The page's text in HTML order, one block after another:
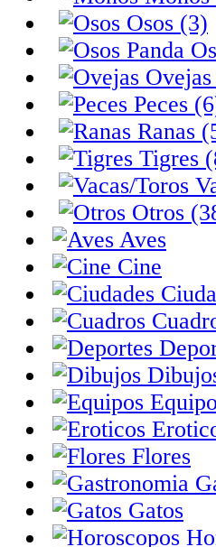
Osos (3)
Peces
Ranas
Tigres
Otros
Aves
Cine
Flores
Gatos